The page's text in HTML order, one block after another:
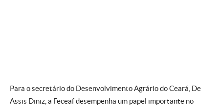
Para o secretário do Desenvolvimento Agrário do Ceará, De
Assis Diniz, a Feceaf desempenha um papel importante no